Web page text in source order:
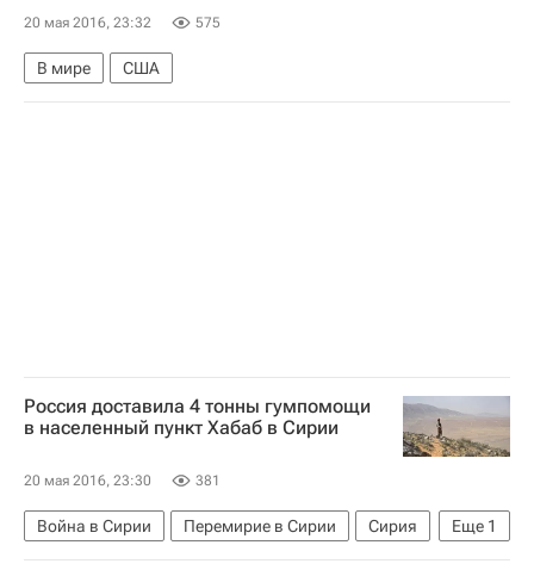
20 мая 2016, 23:32 575
В мире США
Россия доставила 4 тонны гумпомощи
в населенный пункт Хабаб в Сирии
20 мая 2016, 23:30 381
Еще 1
Война в Сирии Перемирие в Сирии
Сирия
Россия